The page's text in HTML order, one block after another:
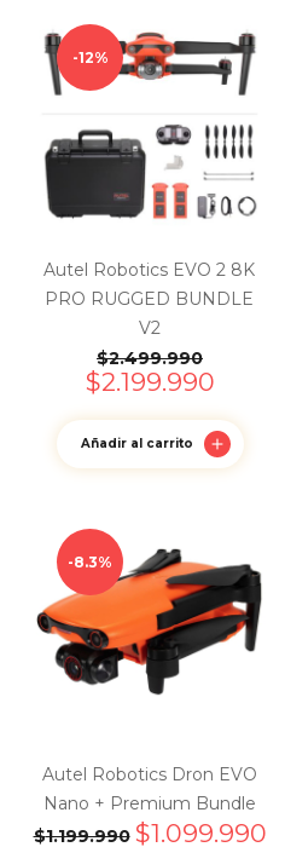
12%
Autel Robotics EVO 2 8K
PRO RUGGED BUNDLE
V2
$2.499.990
$2.199.990
Añadir al carrito
8.3%
Autel Robotics Dron EVO
Nano + Premium Bundle
$1.199.990 $1.099.990